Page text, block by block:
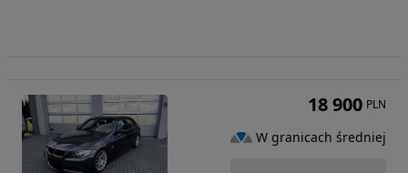
18 900 PLN
W granicach średniej